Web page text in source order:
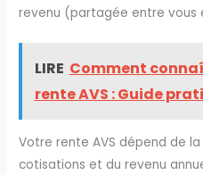
revenu (partagée entre vous
LIRE Comment
rente AVS : Guide
Votre rente AVS dépend de
cotisations et du revenu